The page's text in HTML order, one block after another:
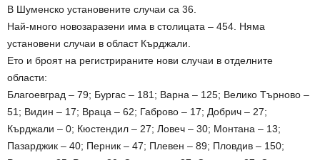
В Шуменско установените случаи са 36.
Най-много новозаразени има в столицата – 454. Няма
установени случаи в област Кърджали.
Ето и броят на регистрираните нови случаи в отделните
области:
Благоевград – 79; Бургас – 181; Варна – 125; Велико Търново –
51; Видин – 17; Враца – 62; Габрово – 17; Добрич – 27;
Кърджали – 0; Кюстендил – 27; Ловеч – 30; Монтана – 13;
Пазарджик – 40; Перник – 47; Плевен – 89; Пловдив – 150;